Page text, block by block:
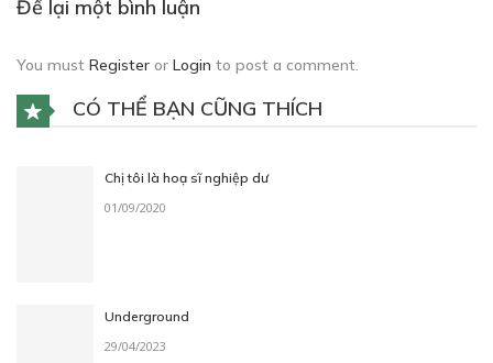
CHƯƠNG 3
Chương 3 - Kết thúc
Để lại một bình luận
You must Register or Login to post a comment.
CÓ THỂ BẠN CŨNG THÍCH
Chị tôi là hoạ sĩ nghiệp dư
01/09/2020
Underground
29/04/2023